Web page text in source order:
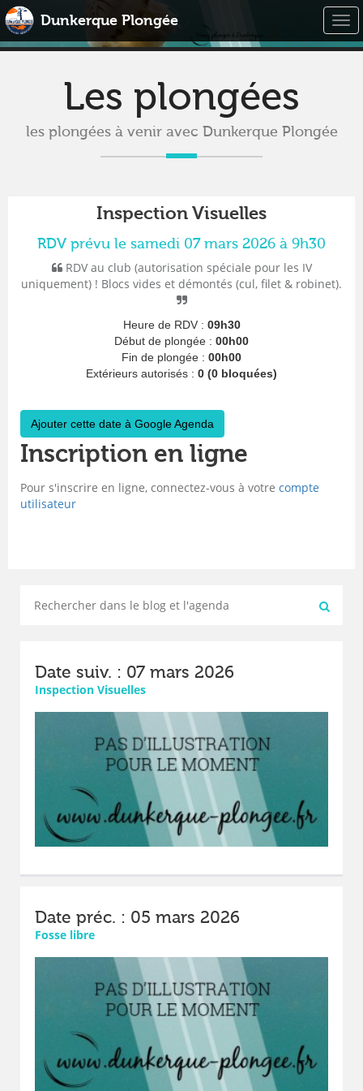
Dunkerque Plongée
Les plongées
les plongées à venir avec Dunkerque Plongée
Inspection Visuelles
RDV prévu le samedi 07 mars 2026 à 9h30
RDV au club (autorisation spéciale pour les IV
uniquement) ! Blocs vides et démontés (cul, filet & robinet).
Heure de RDV : 09h30
Début de plongée : 00h00
Fin de plongée : 00h00
Extérieurs autorisés : 0 (0 bloquées)
Ajouter cette date à Google Agenda
Inscription en ligne
Pour s'inscrire en ligne, connectez-vous à votre compte
utilisateur
Date suiv. : 07 mars 2026
Inspection Visuelles
Date préc. : 05 mars 2026
Fosse libre